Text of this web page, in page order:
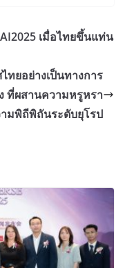
เมื่อไทยขึ้นแท่น
ทยอย่างเป็นทางการ
ที่ผสานความหรูหรา
มพิถีพิถันระดับยุโรป